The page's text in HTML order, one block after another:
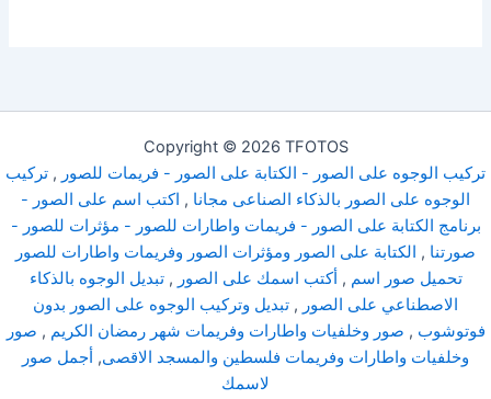
Copyright © 2026 TFOTOS
تركيب الوجوه على الصور - الكتابة على الصور - فريمات للصور , تركيب
الوجوه على الصور بالذكاء الصناعى مجانا , اكتب اسم على الصور -
برنامج الكتابة على الصور - فريمات واطارات للصور - مؤثرات للصور -
صورتنا , الكتابة على الصور ومؤثرات الصور وفريمات واطارات للصور
تحميل صور اسم , أكتب اسمك على الصور ,تبديل الوجوه بالذكاء
الاصطناعي على الصور , تبديل وتركيب الوجوه على الصور بدون
فوتوشوب , صور وخلفيات واطارات وفريمات شهر رمضان الكريم , صور
وخلفيات واطارات وفريمات فلسطين والمسجد الاقصى, أجمل صور
لاسمك